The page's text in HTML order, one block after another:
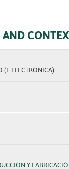
AND
(I. ELECTRÓNICA)
Y